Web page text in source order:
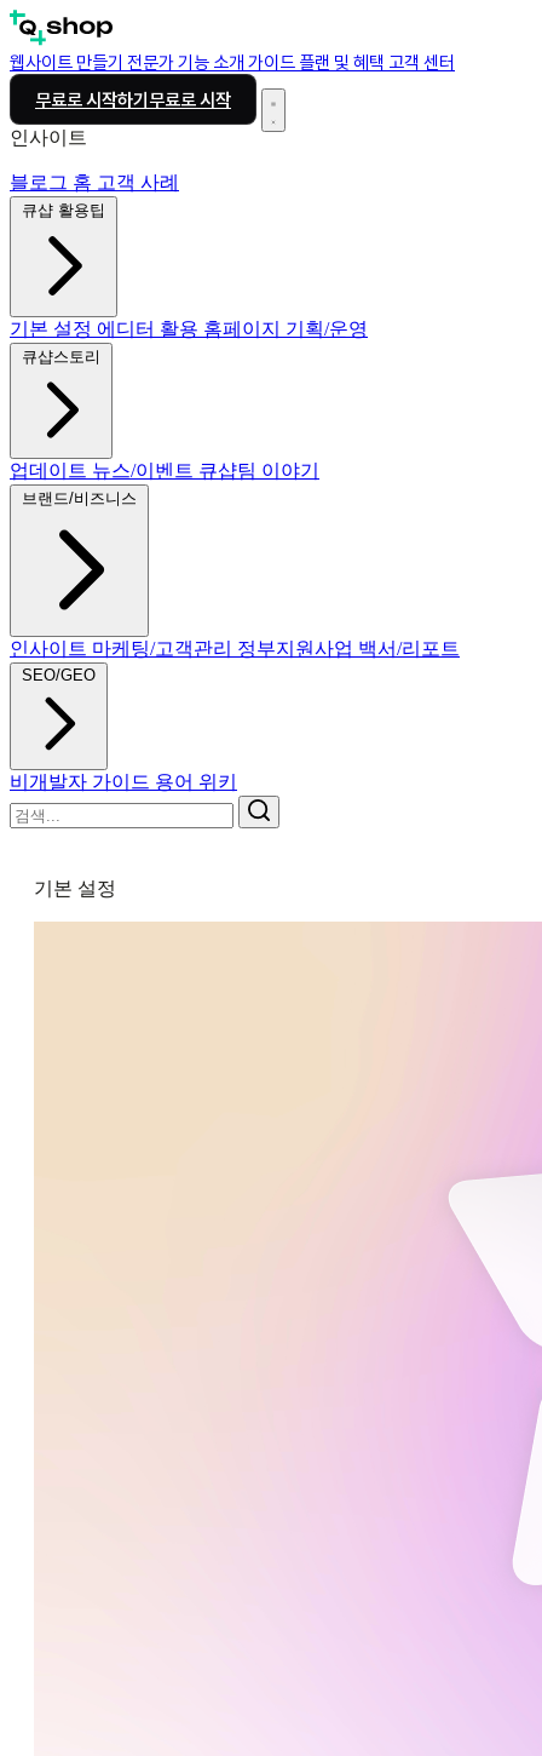
웹사이트 만들기 전문가기능 소개 가이드 플랜 및 혜택 고객 센터
무료로 시작하기무료로 시작
인사이트
블로그 홈 고객 사례
큐샵 활용팁
기본 설정 에디터 활용 홈페이지 기획/운영
큐샵스토리
업데이트 뉴스/이벤트 큐샵팀 이야기
브랜드/비즈니스
인사이트 마케팅/고객관리 정부지원사업 백서/리포트
SEO/GEO
비개발자 가이드 용어 위키
기본 설정